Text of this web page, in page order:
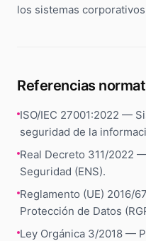
los sistemas
Referencias
ISO/IEC 27001:2022 —
seguridad de la
Real Decreto 311/2022
Seguridad (ENS).
Reglamento (UE) 2016/
Protección de Datos
Ley Orgánica 3/2018 —